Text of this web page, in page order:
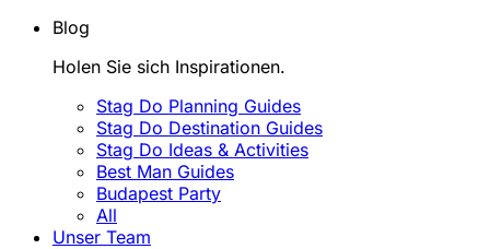
Blog
Holen Sie sich Inspirationen.
Stag Do Planning Guides
Stag Do Destination Guides
Stag Do Ideas & Activities
Best Man Guides
Budapest Party
All
Unser Team